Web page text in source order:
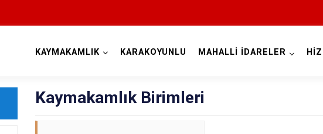
KAYMAKAMLIK KARAKOYUNLU MAHALLİ İDARELER
Kaymakamlık Birimleri